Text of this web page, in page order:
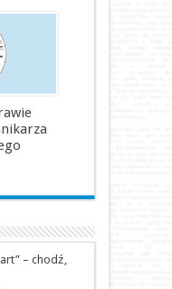
– chodź,